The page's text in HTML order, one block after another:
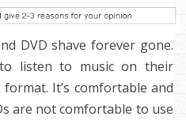
DVD shave forever gone.
listen to music on their
It’s comfortable and
are not comfortable to use